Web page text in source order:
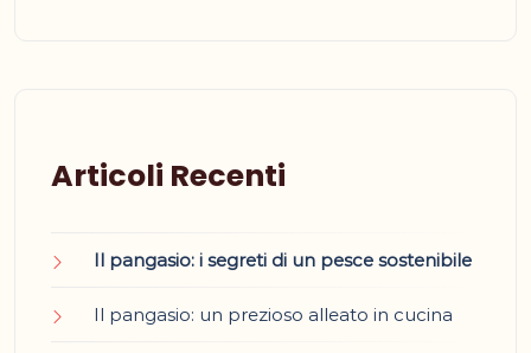
Articoli Recenti
Il pangasio: i segreti di un pesce sostenibile
Il pangasio: un prezioso alleato in cucina